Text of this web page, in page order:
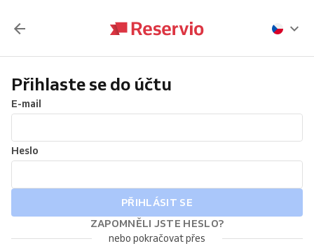
Přihlaste se do účtu
E-mail
Heslo
PŘIHLÁSIT SE
ZAPOMNĚLI JSTE HESLO?
nebo pokračovat přes